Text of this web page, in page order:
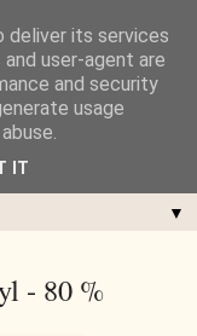
▼
- 80 %
deliver its services
user-agent are
and security
usage
IT